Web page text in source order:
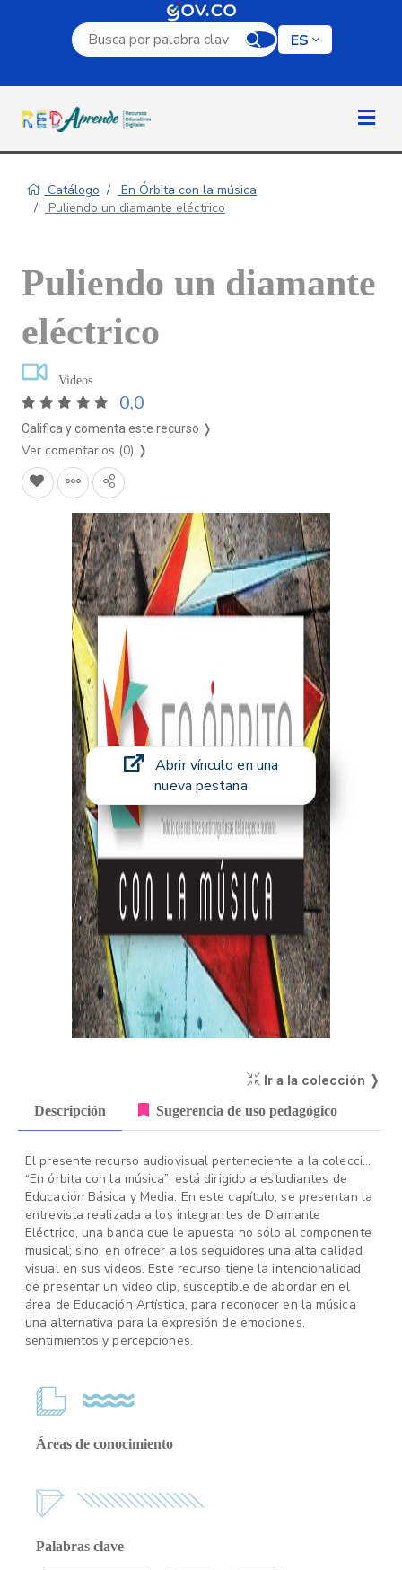
Campo de búsqueda por palabra clave
ES
Catálogo
En Órbita con la música
Puliendo un diamante eléctrico
Puliendo un diamante
eléctrico
Videos
0,0
Califica y comenta este recurso ❭
Ver comentarios (0) ❭
Abrir vínculo en una
nueva pestaña
Ir a la colección ❭
Descripción Sugerencia de uso pedagógico
El presente recurso audiovisual perteneciente a la colección
“En órbita con la música”, está dirigido a estudiantes de
Educación Básica y Media. En este capítulo, se presentan la
entrevista realizada a los integrantes de Diamante
Eléctrico, una banda que le apuesta no sólo al componente
musical; sino, en ofrecer a los seguidores una alta calidad
visual en sus videos. Este recurso tiene la intencionalidad
de presentar un video clip, susceptible de abordar en el
área de Educación Artística, para reconocer en la música
una alternativa para la expresión de emociones,
sentimientos y percepciones.
Áreas de conocimiento
Palabras clave